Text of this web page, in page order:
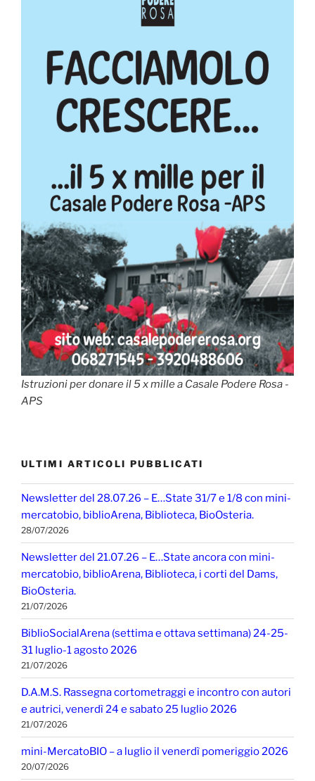
Istruzioni per donare il 5 x mille a Casale Podere Rosa -
APS
ULTIMI ARTICOLI PUBBLICATI
Newsletter del 28.07.26 – E…State 31/7 e 1/8 con mini-
mercatobio, biblioArena, Biblioteca, BioOsteria.
28/07/2026
Newsletter del 21.07.26 – E…State ancora con mini-
mercatobio, biblioArena, Biblioteca, i corti del Dams,
BioOsteria.
21/07/2026
BiblioSocialArena (settima e ottava settimana) 24-25-
31 luglio-1 agosto 2026
21/07/2026
D.A.M.S. Rassegna cortometraggi e incontro con autori
e autrici, venerdì 24 e sabato 25 luglio 2026
21/07/2026
mini-MercatoBIO – a luglio il venerdì pomeriggio 2026
20/07/2026